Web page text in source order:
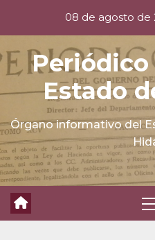
content
08 de agosto de
Estado
Órgano informativo del